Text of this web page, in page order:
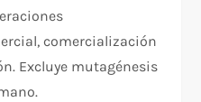
comercialización
Excluye mutagénesis